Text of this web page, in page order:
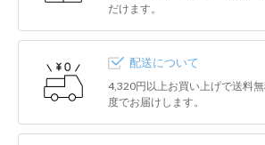
だけます。
配送について
4,320円以上お買い上げで送料
度でお届けします。